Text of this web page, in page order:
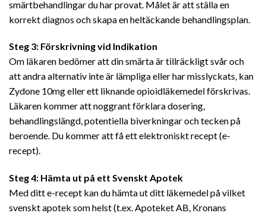
smärtbehandlingar du har provat. Målet är att ställa en
korrekt diagnos och skapa en heltäckande behandlingsplan.
Steg 3: Förskrivning vid Indikation
Om läkaren bedömer att din smärta är tillräckligt svår och
att andra alternativ inte är lämpliga eller har misslyckats, kan
Zydone 10mg eller ett liknande opioidläkemedel förskrivas.
Läkaren kommer att noggrant förklara dosering,
behandlingslängd, potentiella biverkningar och tecken på
beroende. Du kommer att få ett elektroniskt recept (e-
recept).
Steg 4: Hämta ut på ett Svenskt Apotek
Med ditt e-recept kan du hämta ut ditt läkemedel på vilket
svenskt apotek som helst (t.ex. Apoteket AB, Kronans